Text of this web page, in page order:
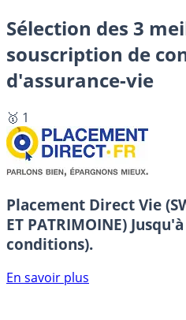
Sélection des 3
souscription de
d'assurance-vie
🥇 1
Placement Direct Vie
ET PATRIMOINE)
conditions).
En savoir plus